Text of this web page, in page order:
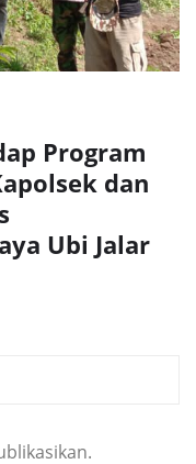
Program
dan
Ubi Jalar